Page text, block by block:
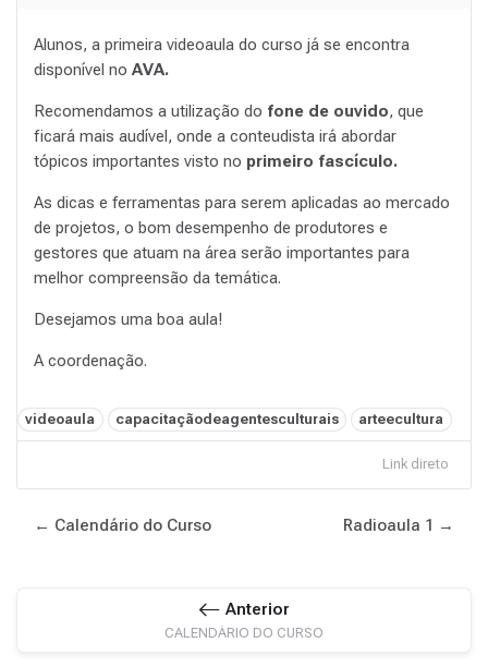
Alunos, a primeira videoaula do curso já se encontra
disponível no AVA.
Recomendamos a utilização do fone de ouvido, que
ficará mais audível, onde a conteudista irá abordar
tópicos importantes visto no primeiro fascículo.
As dicas e ferramentas para serem aplicadas ao mercado
de projetos, o bom desempenho de produtores e
gestores que atuam na área serão importantes para
melhor compreensão da temática.
Desejamos uma boa aula!
A coordenação.
Tags:
videoaula capacitaçãodeagentesculturais arteecultura
Link direto
← Calendário do Curso Radioaula 1 →
Anterior
CALENDÁRIO DO CURSO